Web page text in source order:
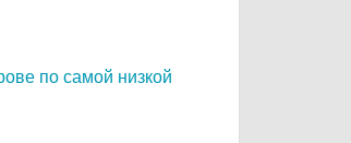
по самой низкой